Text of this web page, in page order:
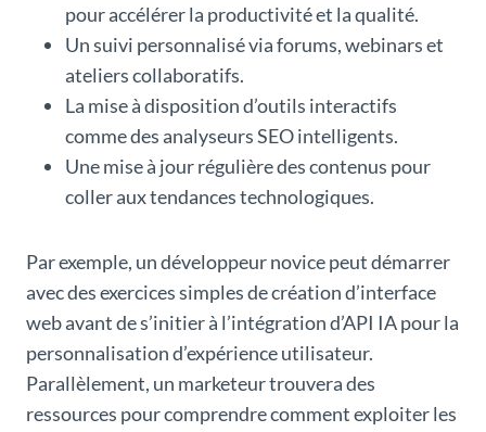
pour accélérer la productivité et la qualité.
Un suivi personnalisé via forums, webinars et
ateliers collaboratifs.
La mise à disposition d’outils interactifs
comme des analyseurs SEO intelligents.
Une mise à jour régulière des contenus pour
coller aux tendances technologiques.
Par exemple, un développeur novice peut démarrer
avec des exercices simples de création d’interface
web avant de s’initier à l’intégration d’API IA pour la
personnalisation d’expérience utilisateur.
Parallèlement, un marketeur trouvera des
ressources pour comprendre comment exploiter les